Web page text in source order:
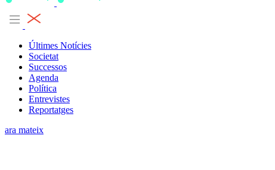
Últimes Notícies
Societat
Successos
Agenda
Política
Entrevistes
Reportatges
ara mateix